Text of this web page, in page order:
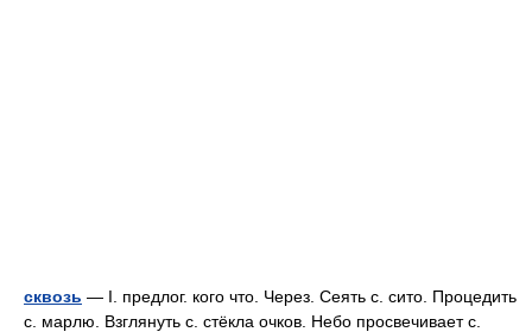
сквозь — I. предлог. кого что. Через. Сеять с. сито. Процедить
с. марлю. Взглянуть с. стёкла очков. Небо просвечивает с.